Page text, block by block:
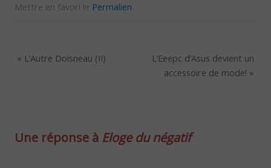
Mettre en favori le Permalien.
« L’Autre Doisneau (II)
L’Eeepc d’Asus devient un
accessoire de mode! »
Une réponse à Eloge du négatif